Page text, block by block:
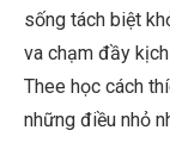
sống tách biệt
va chạm đầy
Thee học cách
những điều nhỏ